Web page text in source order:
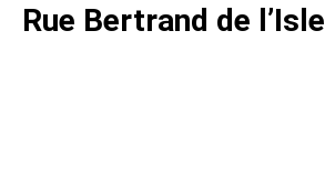
Rue Bertrand de l’Isle